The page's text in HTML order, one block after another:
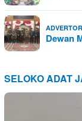
Dewan
SELOKO ADAT